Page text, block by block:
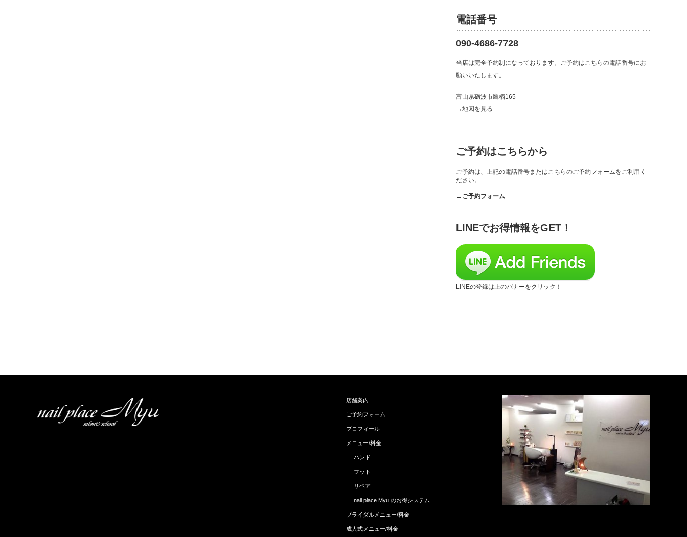
電話番号
090-4686-7728
当店は完全予約制になっております。ご予約はこちらの電話番号にお
願いいたします。
富山県砺波市鷹栖165
→地図を見る
ご予約はこちらから
ご予約は、上記の電話番号またはこちらのご予約フォームをご利用く
ださい。
→ご予約フォーム
LINEでお得情報をGET！
LINEの登録は上のバナーをクリック！
店舗案内
ご予約フォーム
プロフィール
メニュー/料金
ハンド
フット
リペア
nail place Myu のお得システム
ブライダルメニュー/料金
成人式メニュー/料金